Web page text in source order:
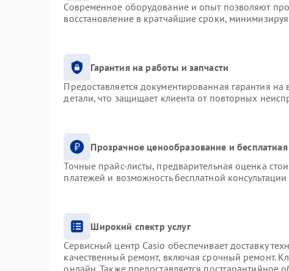
Современное оборудование и опыт позволяют
восстановление в кратчайшие сроки,
Гарантия на работы и запчасти
Предоставляется документированная гарантия
детали, что защищает клиента от повторных
Прозрачное ценообразование и
Точные прайс-листы, предварительная оценка
платежей и возможность бесплатной
Широкий спектр услуг
Сервисный центр Casio обеспечивает доставку
качественный ремонт, включая срочный ремонт.
онлайн. Также предоставляется